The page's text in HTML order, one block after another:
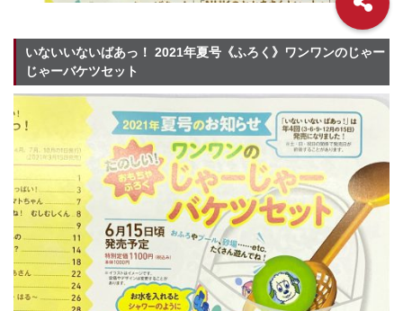
いないいないばあっ！ 2021年夏号《ふろく》ワンワンのじゃー
じゃーバケツセット